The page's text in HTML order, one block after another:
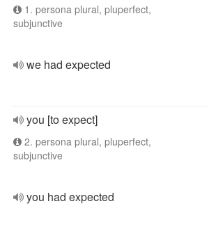
1. persona plural, pluperfect,
subjunctive
we had expected
you [to expect]
2. persona plural, pluperfect,
subjunctive
you had expected